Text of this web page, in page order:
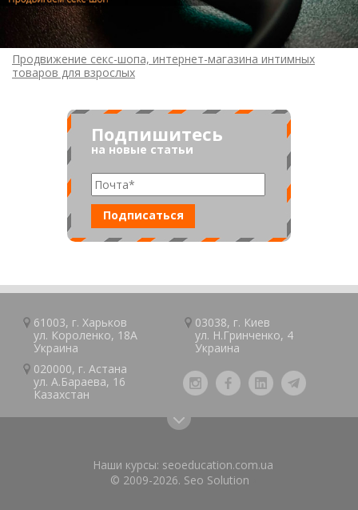
Продвижение секс-шопа, интернет-магазина интимных
товаров для взрослых
Подпишитесь
на новые статьи
61003, г.Харьков
ул. Короленко, 18А
Украина
03038, г. Киев
ул. Н.Гринченко, 4
Украина
020000, г.Астана
ул. А.Барaeва, 16
Казaxcтан
Наши курсы: seoeducation.com.ua
© 2009-2026. Seo Solution